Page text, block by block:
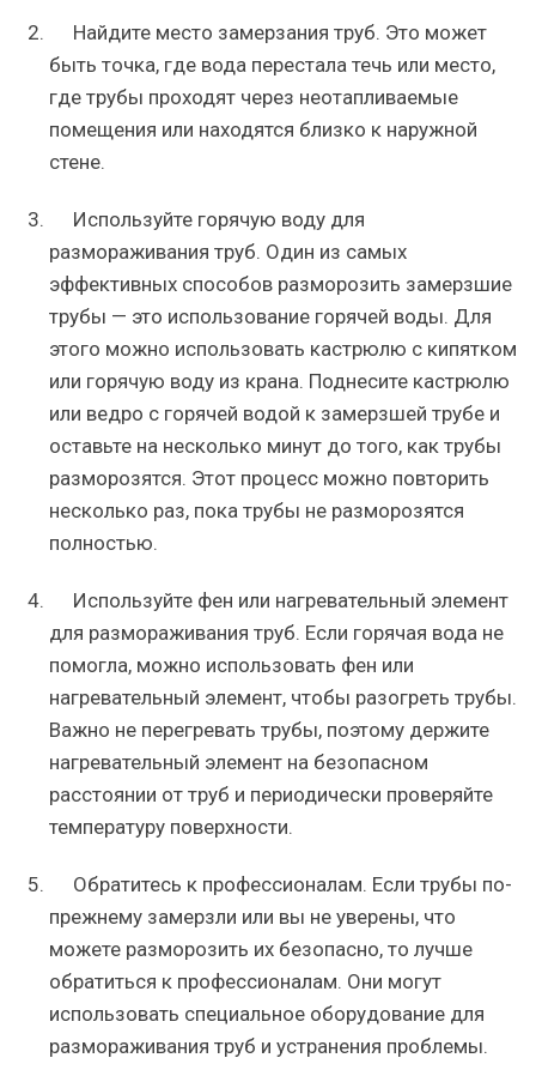
Найдите место замерзания труб. Это может
быть точка, где вода перестала течь или место,
где трубы проходят через неотапливаемые
помещения или находятся близко к наружной
стене.
Используйте горячую воду для
размораживания труб. Один из самых
эффективных способов разморозить замерзшие
трубы — это использование горячей воды. Для
этого можно использовать кастрюлю с кипятком
или горячую воду из крана. Поднесите кастрюлю
или ведро с горячей водой к замерзшей трубе и
оставьте на несколько минут до того, как трубы
разморозятся. Этот процесс можно повторить
несколько раз, пока трубы не разморозятся
полностью.
Используйте фен или нагревательный элемент
для размораживания труб. Если горячая вода не
помогла, можно использовать фен или
нагревательный элемент, чтобы разогреть трубы.
Важно не перегревать трубы, поэтому держите
нагревательный элемент на безопасном
расстоянии от труб и периодически проверяйте
температуру поверхности.
Обратитесь к профессионалам. Если трубы по-
прежнему замерзли или вы не уверены, что
можете разморозить их безопасно, то лучше
обратиться к профессионалам. Они могут
использовать специальное оборудование для
размораживания труб и устранения проблемы.